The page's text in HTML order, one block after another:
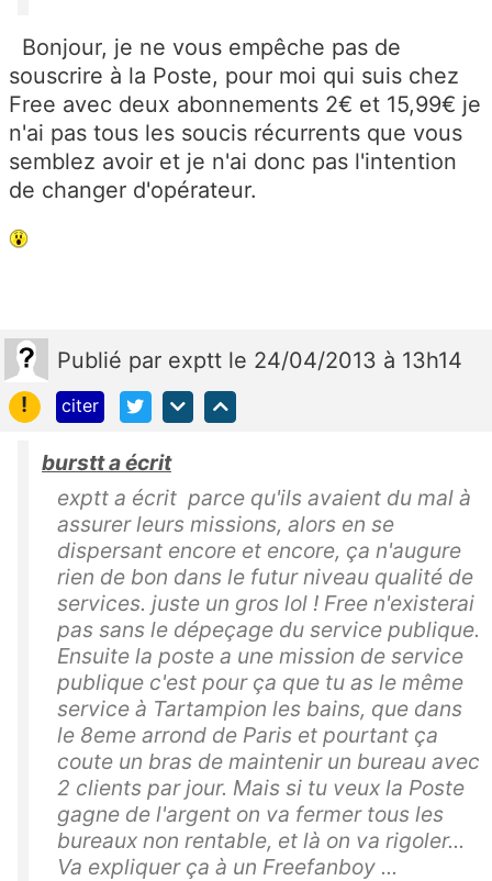
Bonjour, je ne vous empêche pas de
souscrire à la Poste, pour moi qui suis chez
Free avec deux abonnements 2€ et 15,99€ je
n'ai pas tous les soucis récurrents que vous
semblez avoir et je n'ai donc pas l'intention
de changer d'opérateur.
Publié par exptt le 24/04/2013 à 13h14
!
citer
burstt a écrit
exptt a écrit parce qu'ils avaient du mal à
assurer leurs missions, alors en se
dispersant encore et encore, ça n'augure
rien de bon dans le futur niveau qualité de
services. juste un gros lol ! Free n'existerai
pas sans le dépeçage du service publique.
Ensuite la poste a une mission de service
publique c'est pour ça que tu as le même
service à Tartampion les bains, que dans
le 8eme arrond de Paris et pourtant ça
coute un bras de maintenir un bureau avec
2 clients par jour. Mais si tu veux la Poste
gagne de l'argent on va fermer tous les
bureaux non rentable, et là on va rigoler...
Va expliquer ça à un Freefanboy ...